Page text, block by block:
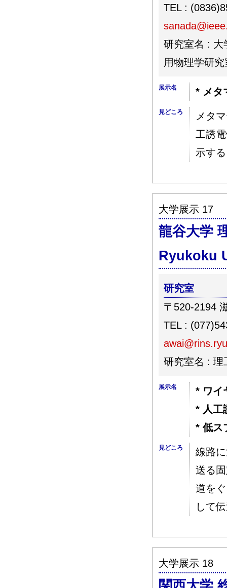
TEL :
研究室名 : 大
用物理学研究
展示名 * メタ
見どころ
メタ
工誘
示す
大学展示 17
龍谷大学
Ryukoku
研究室
〒520-2194
TEL :
研究室名 : 理
展示名
* ワイ
* 人工
* 低ス
見どころ
線路
送る
道を
して
大学展示 18